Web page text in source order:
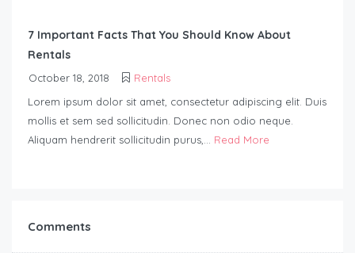
7 Important Facts That You Should Know About
Rentals
October 18, 2018
Rentals
Lorem ipsum dolor sit amet, consectetur adipiscing elit. Duis
mollis et sem sed sollicitudin. Donec non odio neque.
Aliquam hendrerit sollicitudin purus,... Read More
Comments